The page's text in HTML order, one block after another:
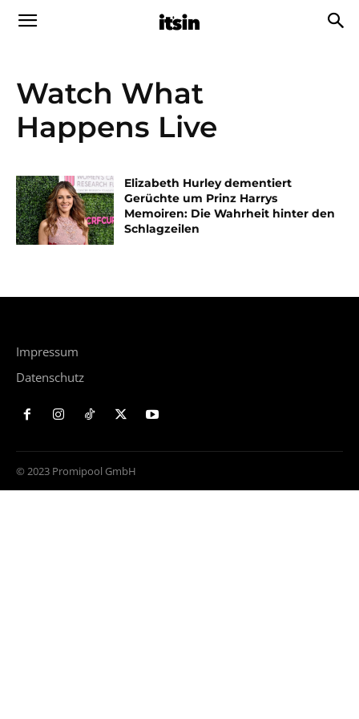
Watch What
Happens Live
Elizabeth Hurley dementiert
Gerüchte um Prinz Harrys
Memoiren: Die Wahrheit hinter den
Schlagzeilen
Impressum
Datenschutz
© 2023 Promipool GmbH